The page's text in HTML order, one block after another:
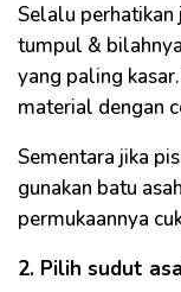
Selalu perhatikan
tumpul &
yang paling
material dengan
Sementara jika
gunakan batu
permukaannya
2. Pilih sudut